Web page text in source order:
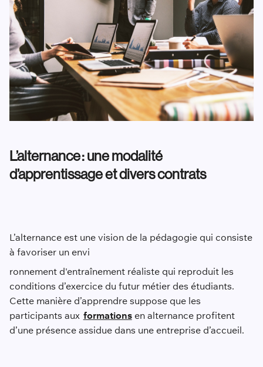
L’alternance : une modalité
d’apprentissage et divers contrats
L’alternance est une vision de la pédagogie qui consiste
à favoriser un envi
ronnement d'entraînement réaliste qui reproduit les
conditions d’exercice du futur métier des étudiants.
Cette manière d’apprendre suppose que les
participants aux formationsen alternance profitent
d’une présence assidue dans une entreprise d’accueil.